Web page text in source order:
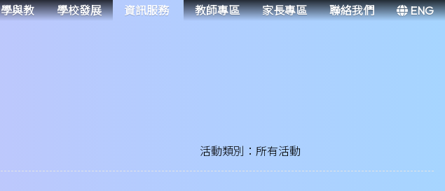
學與教 學校發展 資訊服務 教師專區 家長專區 聯絡我們 ENG
活動類別：所有活動